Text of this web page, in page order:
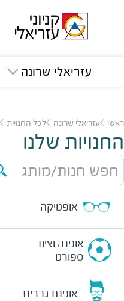
עזריאלי שרונה
ראשי עזריאלי שרונה לכל החנויות
החנויות שלנו
חפש חנות/מותג
אופטיקה
אופנה וציוד
ספורט
אופנת גברים